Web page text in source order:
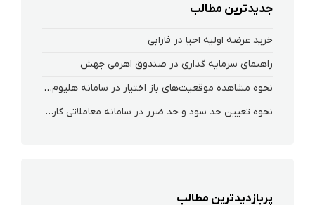
جدیدترین مطالب
خرید عرضه اولیه احیا در فارابی
راهنمای سرمایه گذاری در صندوق اهرمی جهش
نحوه‌ مشاهده‌ موقعیت‌های باز اختیار در سامانه هلیوم و نکست
نحوه تعیین حد سود و حد ضرر در سامانه معاملاتی کارگزاری فارابی
پربازدیدترین مطالب